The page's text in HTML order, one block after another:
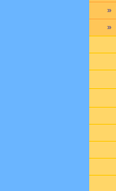
»
»